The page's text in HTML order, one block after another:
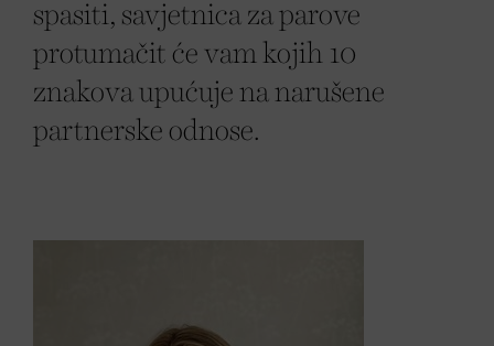
spasiti, savjetnica za parove
protumačit će vam kojih 10
znakova upućuje na narušene
partnerske odnose.